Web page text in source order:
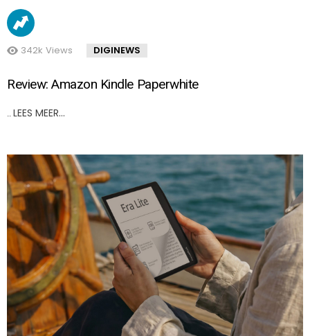
342k Views DIGINEWS
Review: Amazon Kindle Paperwhite
.. LEES MEER…